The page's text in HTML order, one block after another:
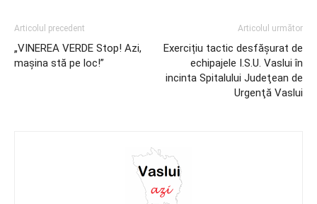
Articolul precedent
„VINEREA VERDE Stop! Azi,
mașina stă pe loc!”
Articolul următor
Exercițiu tactic desfăşurat de
echipajele I.S.U. Vaslui în
incinta Spitalului Judeţean de
Urgenţă Vaslui